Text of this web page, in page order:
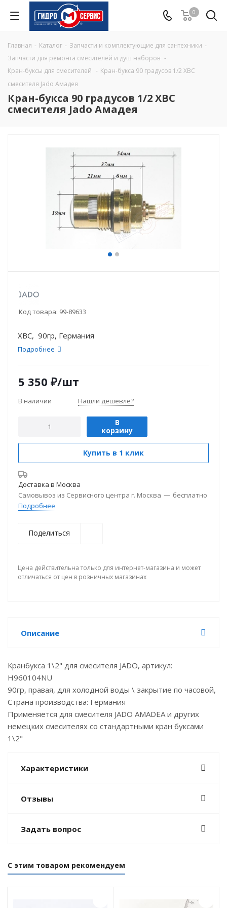
0
Главная - Каталог - Запчасти и комплектующие для сантехники -
Запчасти для ремонта смесителей и душ наборов -
Кран-буксы для смесителей - Кран-букса 90 градусов 1/2 ХВС
смесителя Jado Амадея
Кран-букса 90 градусов 1/2 ХВС
смесителя Jado Амадея
Код товара: 99-89633
ХВС, 90гр, Германия
Подробнее
5 350 ₽/шт
В наличии Нашли дешевле?
В
корзину
Купить в 1 клик
Доставка в Москва
Самовывоз из Сервисного центра г. Москва — бесплатно
Подробнее
Поделиться
Цена действительна только для интернет-магазина и может
отличаться от цен в розничных магазинах
Описание
Кранбукса 1\2" для смесителя JADO, артикул:
H960104NU
90гр, правая, для холодной воды \ закрытие по часовой,
Страна производства: Германия
Применяется для смесителя JADO AMADEA и других
немецких смесителях со стандартными кран буксами
1\2"
Характеристики
Отзывы
Задать вопрос
С этим товаром рекомендуем